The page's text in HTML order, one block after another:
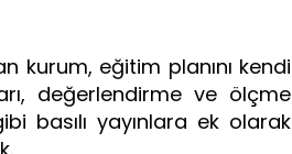
kurum, eğitim planını kendi
değerlendirme ve ölçme
basılı yayınlara ek olarak